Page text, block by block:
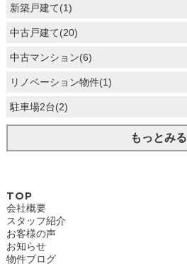
新築戸建て(1)
中古戸建て(20)
中古マンション(6)
リノベーション物件(1)
駐車場2台(2)
もっとみる
TOP
会社概要
スタッフ紹介
お客様の声
お知らせ
物件ブログ